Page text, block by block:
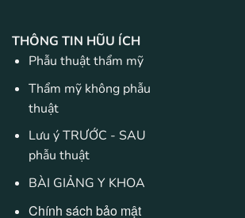
THÔNG TIN HŨU ÍCH
Phẫu thuật thẩm mỹ
Thẩm mỹ không phẫu
thuật
Lưu ý TRƯỚC - SAU
phẫu thuật
BÀI GIẢNG Y KHOA
Chính sách bảo mật